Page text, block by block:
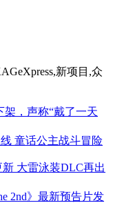
新项目,众
架，声称“戴了一天
线 童话公主战斗冒险
新 大雷泳装DLC再出
2nd》最新预告片发